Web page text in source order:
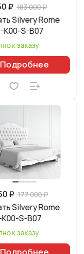
₽ 183 000 ₽
Silvery Rome
K00-S-B07
к заказу
Подробнее
₽ 177 000 ₽
Silvery Rome
S-B07
к заказу